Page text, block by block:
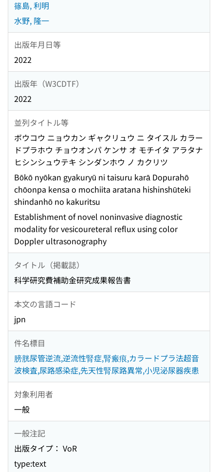
篠島, 利明
水野, 隆一
出版年月日等
2022
出版年（W3CDTF）
2022
並列タイトル等
ボウコウ ニョウカン ギャクリュウ ニ タイスル カラー
ドプラホウ チョウオンパ ケンサ オ モチイタ アラタナ
ヒシンシュウテキ シンダンホウ ノ カクリツ
Bōkō nyōkan gyakuryū ni taisuru karā Dopurahō
chōonpa kensa o mochiita aratana hishinshūteki
shindanhō no kakuritsu
Establishment of novel noninvasive diagnostic
modality for vesicoureteral reflux using color
Doppler ultrasonography
タイトル（掲載誌）
科学研究費補助金研究成果報告書
本文の言語コード
jpn
件名標目
膀胱尿管逆流,逆流性腎症,腎瘢痕,カラードプラ法超音
波検査,尿路感染症,先天性腎尿路異常,小児泌尿器疾患
対象利用者
一般
一般注記
出版タイプ： VoR
type:text